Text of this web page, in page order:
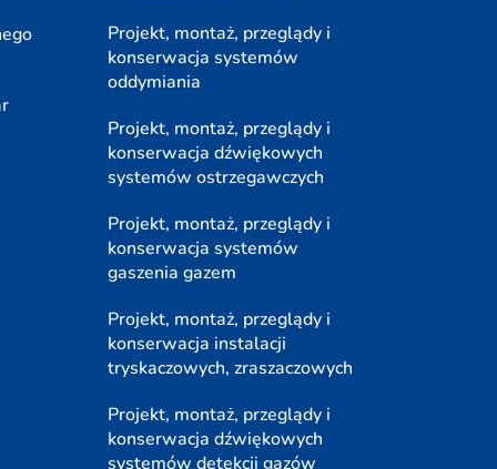
Projekt, montaż, przeglądy i
konserwacja systemów
oddymiania
Projekt, montaż, przeglądy i
konserwacja dźwiękowych
systemów ostrzegawczych
Projekt, montaż, przeglądy i
konserwacja systemów
gaszenia gazem
Projekt, montaż, przeglądy i
konserwacja instalacji
tryskaczowych, zraszaczowych
Projekt, montaż, przeglądy i
konserwacja dźwiękowych
systemów detekcji gazów